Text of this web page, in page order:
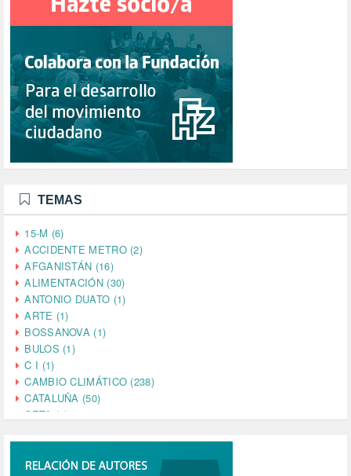
TEMAS
15-M (6)
ACCIDENTE METRO (2)
AFGANISTÁN (16)
ALIMENTACIÓN (30)
ANTONIO DUATO (1)
ARTE (1)
BOSSANOVA (1)
BULOS (1)
C I (1)
CAMBIO CLIMÁTICO (238)
CATALUÑA (50)
CETA (2)
CINE (35)